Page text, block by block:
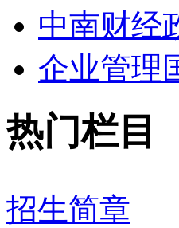
中南财经
企业管理
热门栏目
招生简章